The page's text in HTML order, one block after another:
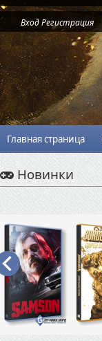
ВходРегистрация
Главная страница
Новинки